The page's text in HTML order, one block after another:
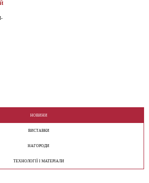
НОВИНИ
ВИСТАВКИ
НАГОРОДИ
ТЕХНОЛОГІЇ І МАТЕРІАЛИ